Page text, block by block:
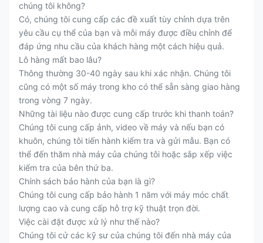
chúng tôi không?
Có, chúng tôi cung cấp các đề xuất tùy chỉnh dựa trên
yêu cầu cụ thể của bạn và mỗi máy được điều chỉnh để
đáp ứng nhu cầu của khách hàng một cách hiệu quả.
Lô hàng mất bao lâu?
Thông thường 30-40 ngày sau khi xác nhận. Chúng tôi
cũng có một số máy trong kho có thể sẵn sàng giao hàng
trong vòng 7 ngày.
Những tài liệu nào được cung cấp trước khi thanh toán?
Chúng tôi cung cấp ảnh, video về máy và nếu bạn có
khuôn, chúng tôi tiến hành kiểm tra và gửi mẫu. Bạn có
thể đến thăm nhà máy của chúng tôi hoặc sắp xếp việc
kiểm tra của bên thứ ba.
Chính sách bảo hành của bạn là gì?
Chúng tôi cung cấp bảo hành 1 năm với máy móc chất
lượng cao và cung cấp hỗ trợ kỹ thuật trọn đời.
Việc cài đặt được xử lý như thế nào?
Chúng tôi cử các kỹ sư của chúng tôi đến nhà máy của